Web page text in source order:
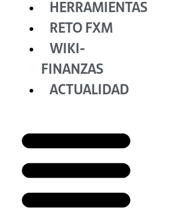
HERRAMIENTAS
RETO FXM
WIKI-
FINANZAS
ACTUALIDAD